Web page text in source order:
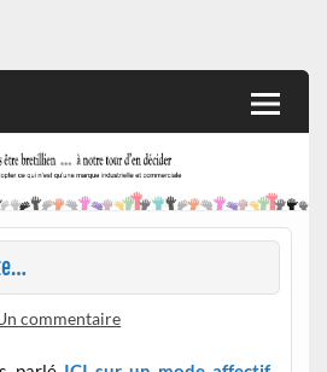
commentaire